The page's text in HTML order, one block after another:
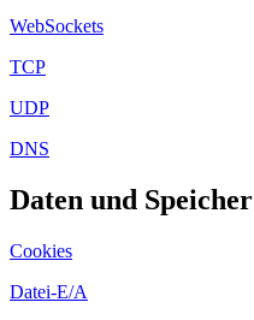
WebSockets
TCP
UDP
DNS
Daten und Speicher
Cookies
Datei-E/A